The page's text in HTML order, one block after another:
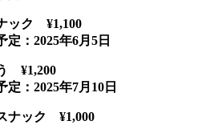
ック ¥1,100
定：2025年6月5日
¥1,200
定：2025年7月10日
ナック ¥1,000